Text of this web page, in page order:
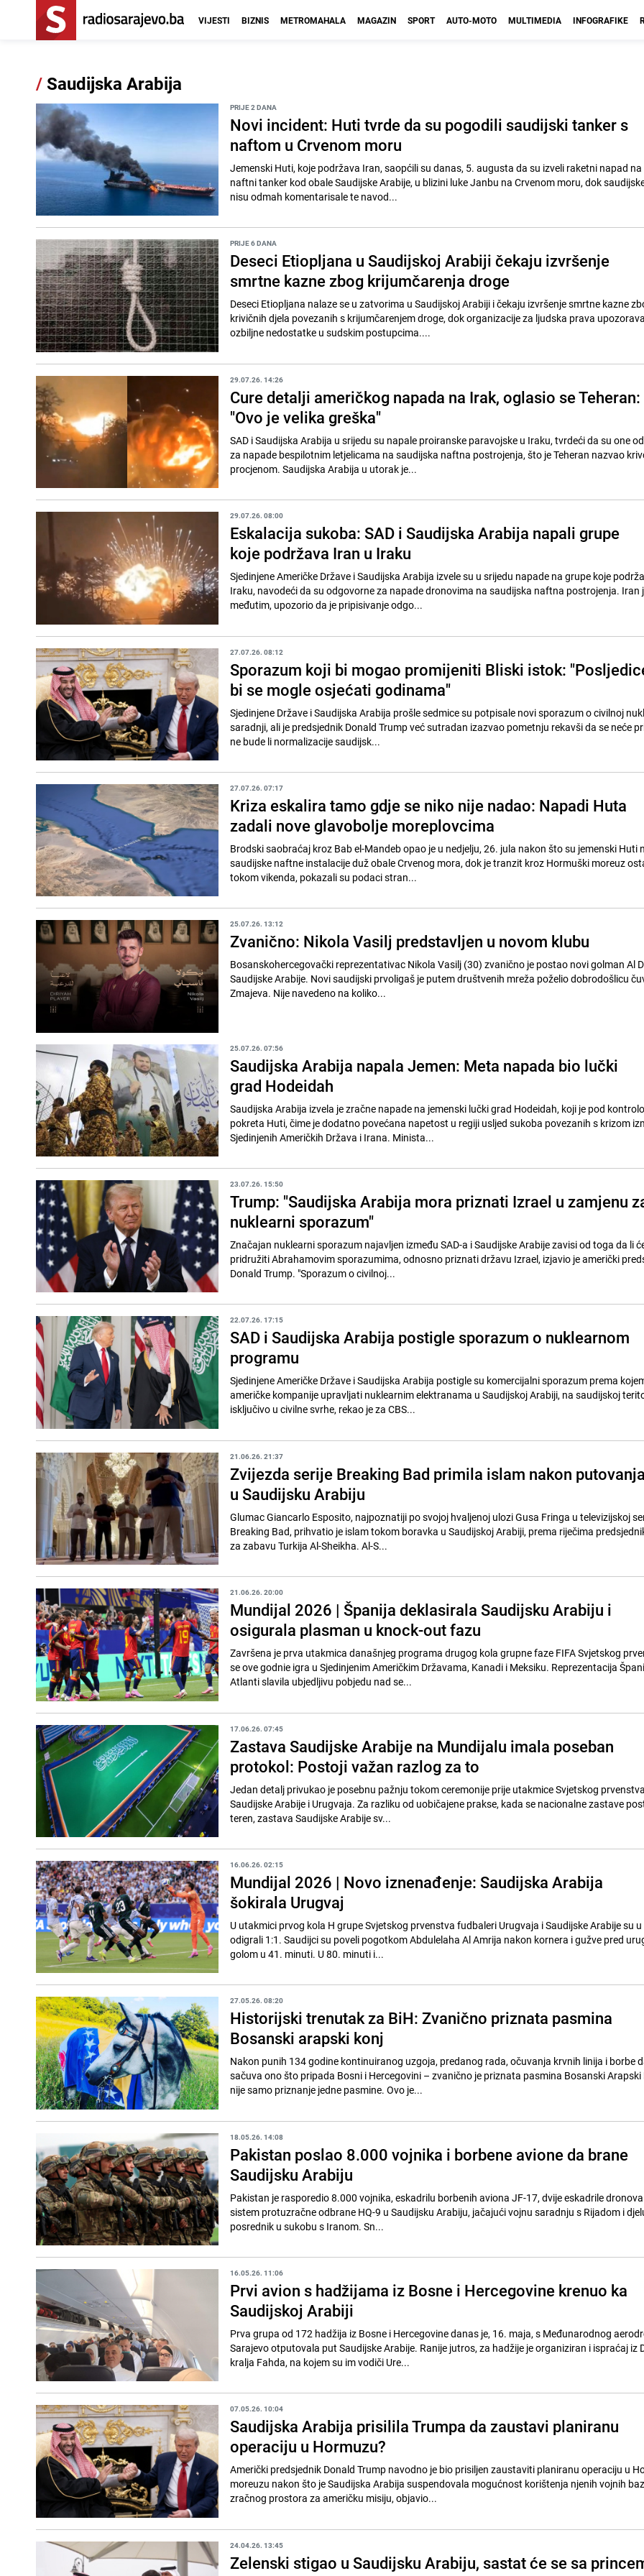
VIJESTI BIZNIS METROMAHALA MAGAZIN SPORT AUTO-MOTO MULTIMEDIA INFOGRAFIKE
/ Saudijska Arabija
PRIJE 2 DANA
Novi incident: Huti tvrde da su pogodili saudijski tanker s
naftom u Crvenom moru
Jemenski Huti, koje podržava Iran, saopćili su danas, 5. augusta da su izveli raketni napad
naftni tanker kod obale Saudijske Arabije, u blizini luke Janbu na Crvenom moru, dok
nisu odmah komentarisale te navod...
PRIJE 6 DANA
Deseci Etiopljana u Saudijskoj Arabiji čekaju izvršenje
smrtne kazne zbog krijumčarenja droge
Deseci Etiopljana nalaze se u zatvorima u Saudijskoj Arabiji i čekaju izvršenje smrtne kazne
krivičnih djela povezanih s krijumčarenjem droge, dok organizacije za ljudska prava
ozbiljne nedostatke u sudskim postupcima....
29.07.26. 14:26
Cure detalji američkog napada na Irak, oglasio se Teheran:
"Ovo je velika greška"
SAD i Saudijska Arabija u srijedu su napale proiranske paravojske u Iraku, tvrdeći da su one
za napade bespilotnim letjelicama na saudijska naftna postrojenja, što je Teheran nazvao
procjenom. Saudijska Arabija u utorak je...
29.07.26. 08:00
Eskalacija sukoba: SAD i Saudijska Arabija napali grupe
koje podržava Iran u Iraku
Sjedinjene Američke Države i Saudijska Arabija izvele su u srijedu napade na grupe koje
Iraku, navodeći da su odgovorne za napade dronovima na saudijska naftna postrojenja. Iran
međutim, upozorio da je pripisivanje odgo...
27.07.26. 08:12
Sporazum koji bi mogao promijeniti Bliski istok:
bi se mogle osjećati godinama"
Sjedinjene Države i Saudijska Arabija prošle sedmice su potpisale novi sporazum o civilnoj
saradnji, ali je predsjednik Donald Trump već sutradan izazvao pometnju rekavši da se neće
ne bude li normalizacije saudijsk...
27.07.26. 07:17
Kriza eskalira tamo gdje se niko nije nadao: Napadi Huta
zadali nove glavobolje moreplovcima
Brodski saobraćaj kroz Bab el-Mandeb opao je u nedjelju, 26. jula nakon što su jemenski Huti
saudijske naftne instalacije duž obale Crvenog mora, dok je tranzit kroz Hormuški moreuz
tokom vikenda, pokazali su podaci stran...
25.07.26. 13:12
Zvanično: Nikola Vasilj predstavljen u novom klubu
Bosanskohercegovački reprezentativac Nikola Vasilj (30) zvanično je postao novi golman Al
Saudijske Arabije. Novi saudijski prvoligaš je putem društvenih mreža poželio dobrodošlicu
Zmajeva. Nije navedeno na koliko...
25.07.26. 07:56
Saudijska Arabija napala Jemen: Meta napada bio lučki
grad Hodeidah
Saudijska Arabija izvela je zračne napade na jemenski lučki grad Hodeidah, koji je pod
pokreta Huti, čime je dodatno povećana napetost u regiji usljed sukoba povezanih s krizom
Sjedinjenih Američkih Država i Irana. Minista...
23.07.26. 15:50
Trump: "Saudijska Arabija mora priznati Izrael u zamjenu
nuklearni sporazum"
Značajan nuklearni sporazum najavljen između SAD-a i Saudijske Arabije zavisi od toga da li
pridružiti Abrahamovim sporazumima, odnosno priznati državu Izrael, izjavio je američki
Donald Trump. "Sporazum o civilnoj...
22.07.26. 17:15
SAD i Saudijska Arabija postigle sporazum o nuklearnom
programu
Sjedinjene Američke Države i Saudijska Arabija postigle su komercijalni sporazum prema
američke kompanije upravljati nuklearnim elektranama u Saudijskoj Arabiji, na saudijskoj
isključivo u civilne svrhe, rekao je za CBS...
21.06.26. 21:37
Zvijezda serije Breaking Bad primila islam nakon putovanja
u Saudijsku Arabiju
Glumac Giancarlo Esposito, najpoznatiji po svojoj hvaljenoj ulozi Gusa Fringa u televizijskoj
Breaking Bad, prihvatio je islam tokom boravka u Saudijskoj Arabiji, prema riječima
za zabavu Turkija Al-Sheikha. Al-S...
21.06.26. 20:00
Mundijal 2026 | Španija deklasirala Saudijsku Arabiju i
osigurala plasman u knock-out fazu
Završena je prva utakmica današnjeg programa drugog kola grupne faze FIFA Svjetskog
se ove godnie igra u Sjedinjenim Američkim Državama, Kanadi i Meksiku. Reprezentacija
Atlanti slavila ubjedljivu pobjedu nad se...
17.06.26. 07:45
Zastava Saudijske Arabije na Mundijalu imala poseban
protokol: Postoji važan razlog za to
Jedan detalj privukao je posebnu pažnju tokom ceremonije prije utakmice Svjetskog
Saudijske Arabije i Urugvaja. Za razliku od uobičajene prakse, kada se nacionalne zastave
teren, zastava Saudijske Arabije sv...
16.06.26. 02:15
Mundijal 2026 | Novo iznenađenje: Saudijska Arabija
šokirala Urugvaj
U utakmici prvog kola H grupe Svjetskog prvenstva fudbaleri Urugvaja i Saudijske Arabije su
odigrali 1:1. Saudijci su poveli pogotkom Abdulelaha Al Amrija nakon kornera i gužve pred
golom u 41. minuti. U 80. minuti i...
27.05.26. 08:20
Historijski trenutak za BiH: Zvanično priznata pasmina
Bosanski arapski konj
Nakon punih 134 godine kontinuiranog uzgoja, predanog rada, očuvanja krvnih linija i borbe
sačuva ono što pripada Bosni i Hercegovini – zvanično je priznata pasmina Bosanski Arapski
nije samo priznanje jedne pasmine. Ovo je...
18.05.26. 14:08
Pakistan poslao 8.000 vojnika i borbene avione da brane
Saudijsku Arabiju
Pakistan je rasporedio 8.000 vojnika, eskadrilu borbenih aviona JF-17, dvije eskadrile
sistem protuzračne odbrane HQ-9 u Saudijsku Arabiju, jačajući vojnu saradnju s Rijadom i
posrednik u sukobu s Iranom. Sn...
16.05.26. 11:06
Prvi avion s hadžijama iz Bosne i Hercegovine krenuo ka
Saudijskoj Arabiji
Prva grupa od 172 hadžija iz Bosne i Hercegovine danas je, 16. maja, s Međunarodnog
Sarajevo otputovala put Saudijske Arabije. Ranije jutros, za hadžije je organiziran i ispraćaj iz
kralja Fahda, na kojem su im vodiči Ure...
07.05.26. 10:04
Saudijska Arabija prisilila Trumpa da zaustavi planiranu
operaciju u Hormuzu?
Američki predsjednik Donald Trump navodno je bio prisiljen zaustaviti planiranu operaciju u
moreuzu nakon što je Saudijska Arabija suspendovala mogućnost korištenja njenih vojnih
zračnog prostora za američku misiju, objavio...
24.04.26. 13:45
Zelenski stigao u Saudijsku Arabiju, sastat će se sa